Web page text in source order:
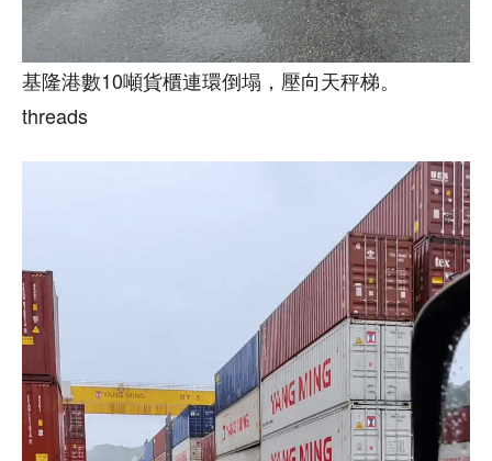
基隆港數10噸貨櫃連環倒塌，壓向天秤梯。
threads